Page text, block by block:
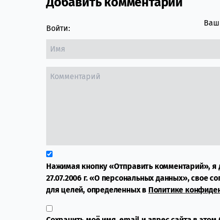
Войти:
Ваш
Нажимая кнопку «Отправить комментарий»,
27.07.2006 г. «О персональных данных», свое
для целей, определенных в Политике